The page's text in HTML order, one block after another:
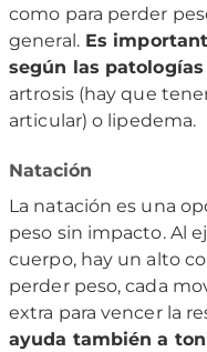
como para perder
general.Es
según las
artrosis (hay que
articular) o lipedema.
Natación
La natación es una
peso sin impacto. Al
cuerpo, hay un alto
perder peso, cada
extra para vencer la
ayuda también a